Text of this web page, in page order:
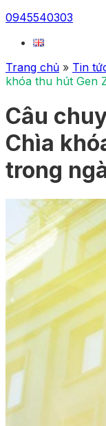
0945540303
Trang chủ » Tin
khóa thu hút Gen
Câu
Chìa
trong